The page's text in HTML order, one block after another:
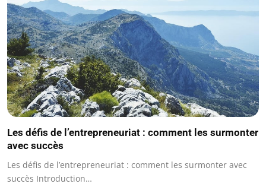
Les défis de l’entrepreneuriat : comment les surmonter
avec succès
Les défis de l’entrepreneuriat : comment les surmonter avec
succès Introduction…